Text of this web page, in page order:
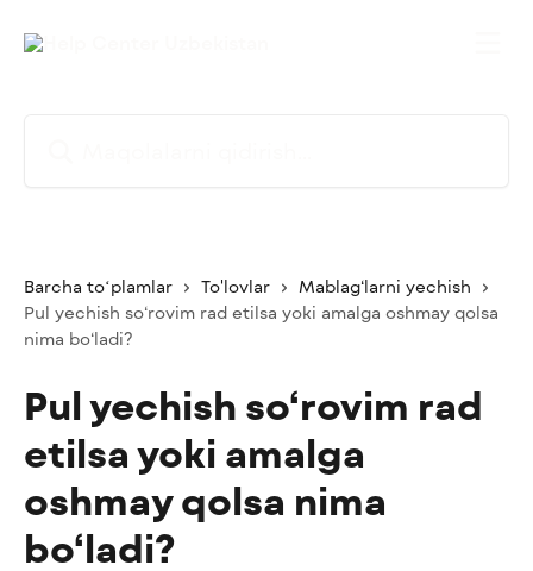
Barcha toʻplamlar To'lovlar
Mablag‘larni yechish
Pul yechish so‘rovim rad etilsa yoki amalga oshmay qolsa
nima bo‘ladi?
Pul yechish so‘rovim rad
etilsa yoki amalga
oshmay qolsa nima
bo‘ladi?